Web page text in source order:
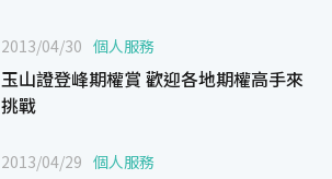
2013/04/30 個人服務
玉山證登峰期權賞 歡迎各地期權高手來
挑戰
2013/04/29 個人服務